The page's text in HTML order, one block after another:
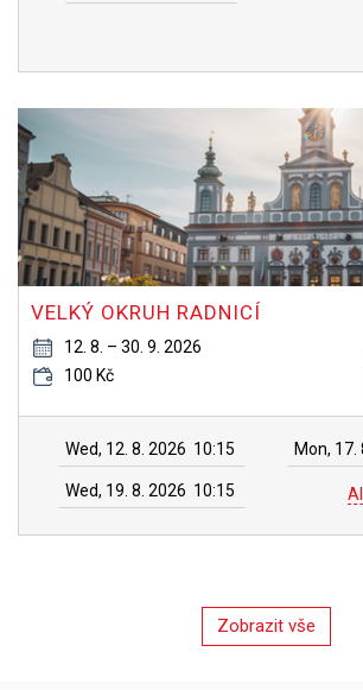
VELKÝ OKRUH RADNICÍ
12. 8. – 30. 9. 2026
100 Kč
Wed, 12. 8. 2026 10:15 Mon, 17.
Wed, 19. 8. 2026 10:15
Zobrazit vše